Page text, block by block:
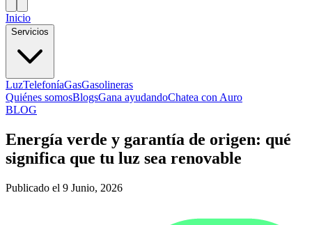
Inicio
Servicios
LuzTelefoníaGasGasolineras
Quiénes somosBlogsGana ayudandoChatea con Auro
BLOG
Energía verde y garantía de origen: qué
significa que tu luz sea renovable
Publicado el 9 Junio, 2026